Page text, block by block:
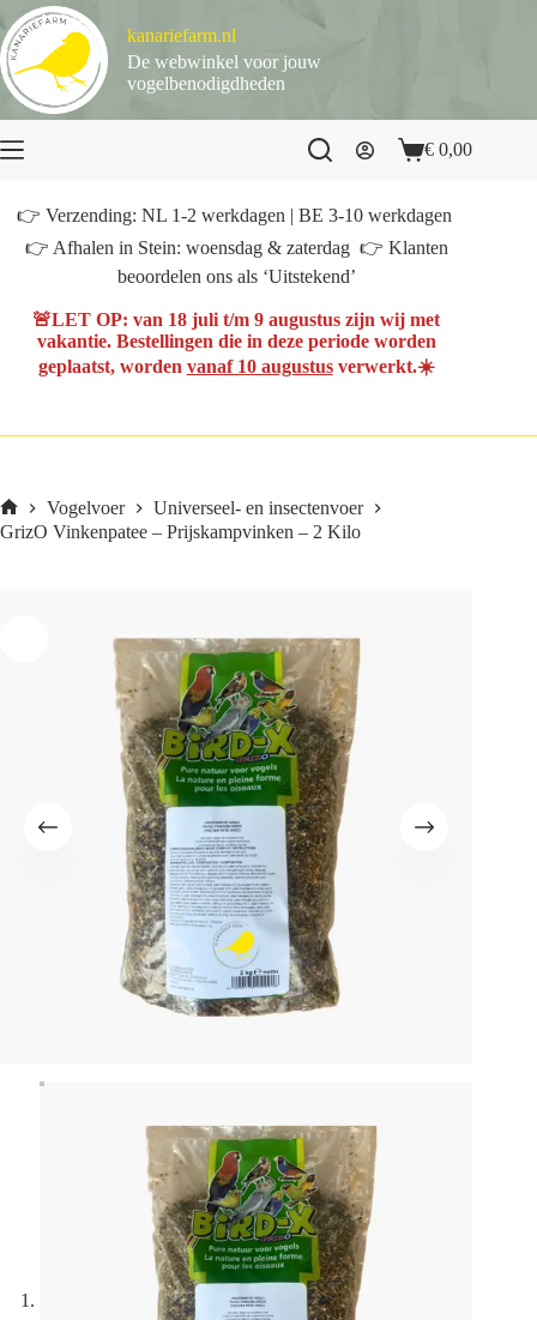
naar
de
inhoud
kanariefarm.nl
De webwinkel voor jouw
vogelbenodigdheden
Winkelwagen
€ 0,00
👉 Verzending: NL 1-2 werkdagen | BE 3-10 werkdagen
👉 Afhalen in Stein: woensdag & zaterdag 👉 Klanten
beoordelen ons als ‘Uitstekend’
🚨LET OP: van 18 juli t/m 9 augustus zijn wij met
vakantie. Bestellingen die in deze periode worden
geplaatst, worden vanaf 10 augustusverwerkt.☀️
Home
Vogelvoer
Universeel- en insectenvoer
GrizO Vinkenpatee – Prijskampvinken – 2 Kilo